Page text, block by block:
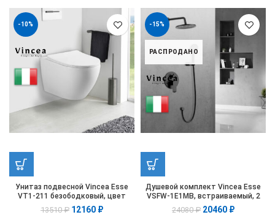
-10%
Унитаз подвесной Vincea Esse
VT1-211 безободковый, цвет
белый, ультратонкое soft-close
сиденье
13510₽ 12160 ₽
-15%
РАСПРОДАНО
Душевой комплект Vincea Esse
VSFW-1E1MB, встраиваемый, 2
режима, ограничитель давления
Hi Box, черный
24080₽ 20460 ₽